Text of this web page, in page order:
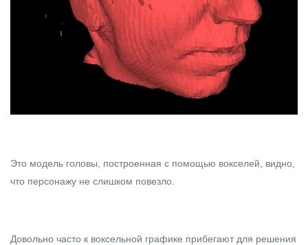
Это модель головы, построенная с помощью вокселей, видно,
что персонажу не слишком повезло.
Довольно часто к воксельной графике прибегают для решения